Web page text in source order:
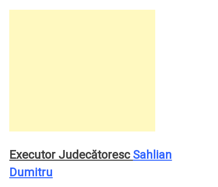
Executor Judecătoresc Sahlian
Dumitru